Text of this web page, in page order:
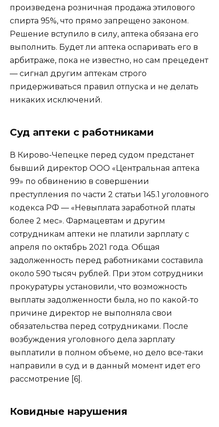
произведена розничная продажа этилового
спирта 95%, что прямо запрещено законом.
Решение вступило в силу, аптека обязана его
выполнить. Будет ли аптека оспаривать его в
арбитраже, пока не известно, но сам прецедент
— сигнал другим аптекам строго
придерживаться правил отпуска и не делать
никаких исключений.
Суд аптеки с работниками
В Кирово-Чепецке перед судом предстанет
бывший директор ООО «Центральная аптека
99» по обвинению в совершении
преступления по части 2 статьи 145.1 уголовного
кодекса РФ — «Невыплата заработной платы
более 2 мес». Фармацевтам и другим
сотрудникам аптеки не платили зарплату с
апреля по октябрь 2021 года. Общая
задолженность перед работниками составила
около 590 тысяч рублей. При этом сотрудники
прокуратуры установили, что возможность
выплаты задолженности была, но по какой-то
причине директор не выполняла свои
обязательства перед сотрудниками. После
возбуждения уголовного дела зарплату
выплатили в полном объеме, но дело все-таки
направили в суд и в данный момент идет его
рассмотрение [6].
Ковидные нарушения